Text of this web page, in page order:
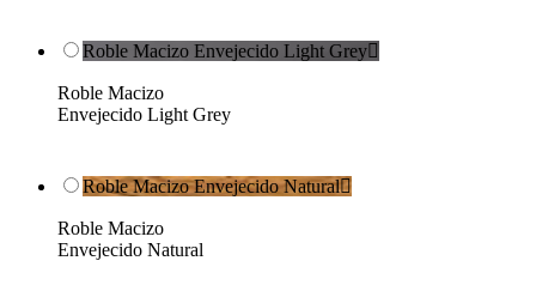
Roble Macizo Envejecido Light Grey
Roble Macizo
Envejecido Light Grey
Roble Macizo Envejecido Natural
Roble Macizo
Envejecido Natural